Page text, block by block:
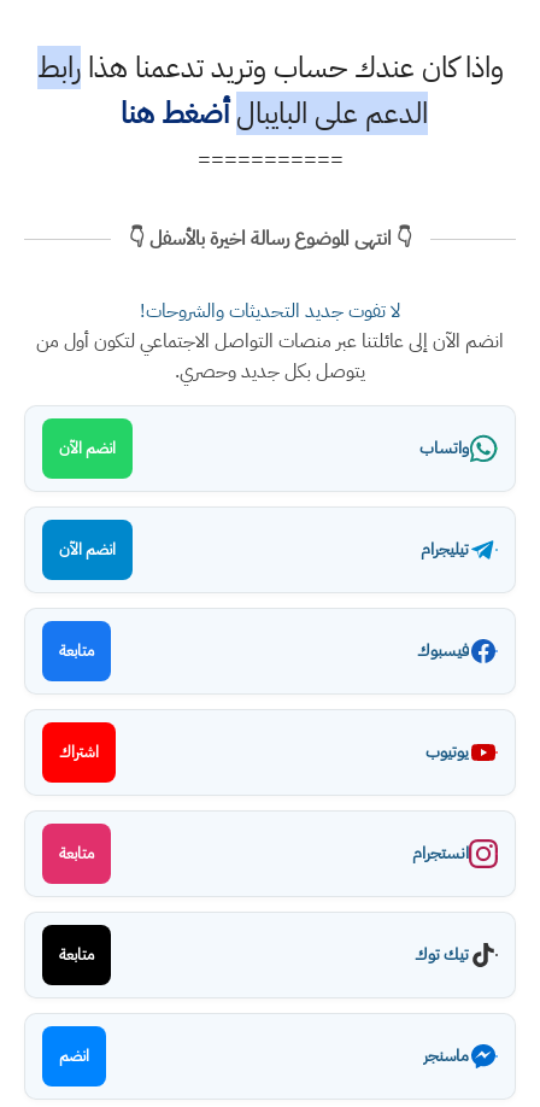
واذا كان عندك حساب وتريد تدعمنا هذارابط
الدعم على البايبال أضغط هنا
===========
👇 انتهى الموضوع رسالة اخيرة بالأسفل 👇
لا تفوت جديد التحديثات والشروحات!
انضم الآن إلى عائلتنا عبر منصات التواصل الاجتماعي لتكون أول من
يتوصل بكل جديد وحصري.
واتساب انضم الآن
تيليجرام انضم الآن
فيسبوك متابعة
يوتيوب اشتراك
انستجرام متابعة
تيك توك متابعة
ماسنجر انضم